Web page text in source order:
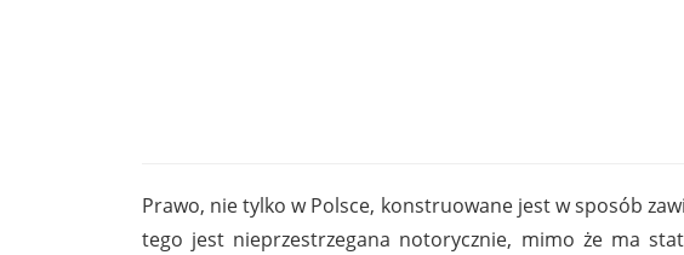
Prawo, nie tylko w Polsce, konstruowane jest w sposób
tego jest nieprzestrzegana notorycznie, mimo że ma